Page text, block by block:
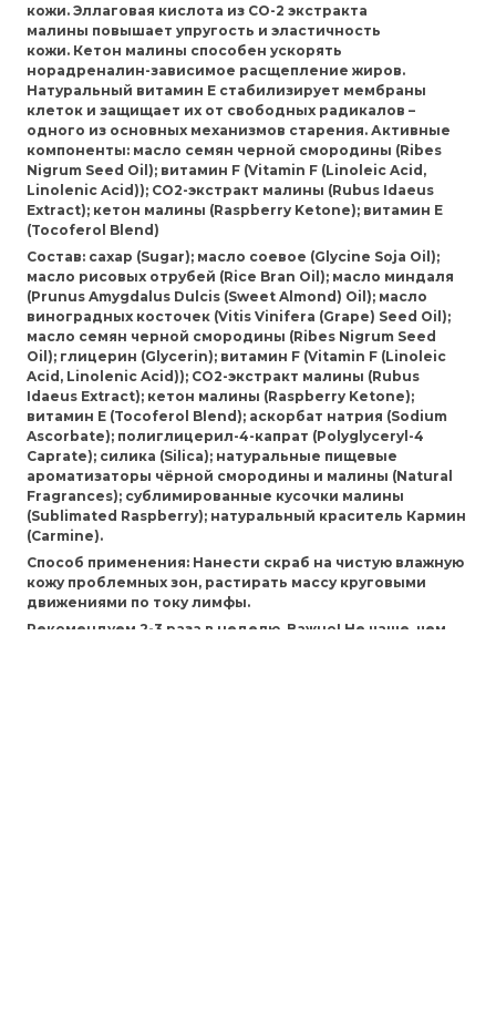
кожи. Эллаговая кислота из СО-2 экстракта
малины повышает упругость и эластичность
кожи. Кетон малины способен ускорять
норадреналин-зависимое расщепление жиров.
Натуральный витамин Е стабилизирует мембраны
клеток и защищает их от свободных радикалов –
одного из основных механизмов старения. Активные
компоненты: масло семян черной смородины (Ribes
Nigrum Seed Oil); витамин F (Vitamin F (Linoleic Acid,
Linolenic Acid)); СО2-экстракт малины (Rubus Idaeus
Extract); кетон малины (Raspberry Ketone); витамин E
(Tocoferol Blend)
Состав: сахар (Sugar); масло соевое (Glycine Soja Oil);
масло рисовых отрубей (Rice Bran Oil); масло миндаля
(Prunus Amygdalus Dulcis (Sweet Almond) Oil); масло
виноградных косточек (Vitis Vinifera (Grape) Seed Oil);
масло семян черной смородины (Ribes Nigrum Seed
Oil); глицерин (Glycerin); витамин F (Vitamin F (Linoleic
Acid, Linolenic Acid)); СО2-экстракт малины (Rubus
Idaeus Extract); кетон малины (Raspberry Ketone);
витамин E (Tocoferol Blend); аскорбат натрия (Sodium
Ascorbate); полиглицерил-4-капрат (Polyglyceryl-4
Caprate); силика (Silica); натуральные пищевые
ароматизаторы чёрной смородины и малины (Natural
Fragrances); сублимированные кусочки малины
(Sublimated Raspberry); натуральный краситель Кармин
(Carmine).
Способ применения: Нанести скраб на чистую влажную
кожу проблемных зон, растирать массу круговыми
движениями по току лимфы.
Рекомендуем 2-3 раза в неделю. Важно! Не чаще, чем